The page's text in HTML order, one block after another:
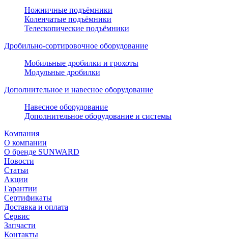
Ножничные подъёмники
Коленчатые подъёмники
Телескопические подъёмники
Дробильно-сортировочное оборудование
Мобильные дробилки и грохоты
Модульные дробилки
Дополнительное и навесное оборудование
Навесное оборудование
Дополнительное оборудование и системы
Компания
О компании
О бренде SUNWARD
Новости
Статьи
Акции
Гарантии
Сертификаты
Доставка и оплата
Сервис
Запчасти
Контакты